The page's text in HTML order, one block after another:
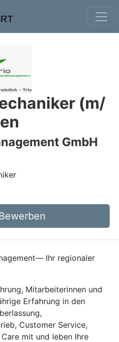
(m/
GmbH
Ihr regionaler
Mitarbeiterinnen und
Erfahrung in den
Customer Service,
mit und leben Ihre